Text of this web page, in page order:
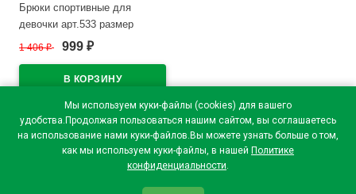
Мы используем куки-файлы (cookies) для вашего
удобства.Продолжая пользоваться нашим сайтом, вы соглашаетесь
на использование нами куки-файлов.Вы можете узнать больше о том,
как мы используем куки-файлы, в нашей Политике
конфиденциальности.
Брюки спортивные для
девочки арт.533 размер
30/116-48/176 трикотажные
1 406₽ 999 ₽